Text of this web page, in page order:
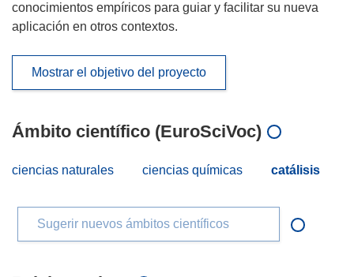
conocimientos empíricos para guiar y facilitar su nueva
aplicación en otros contextos.
Mostrar el objetivo del proyecto
Ámbito científico (EuroSciVoc)
ciencias naturales ciencias químicas catálisis
Sugerir nuevos ámbitos científicos